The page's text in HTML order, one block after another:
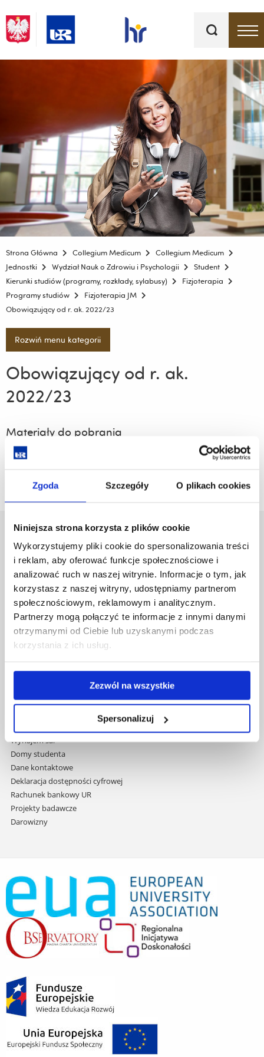
Zgoda Szczegóły O plikach cookies
Niniejsza strona korzysta z plików cookie
Wykorzystujemy pliki cookie do spersonalizowania treści
i reklam, aby oferować funkcje społecznościowe i
analizować ruch w naszej witrynie. Informacje o tym, jak
korzystasz z naszej witryny, udostępniamy partnerom
społecznościowym, reklamowym i analitycznym.
Partnerzy mogą połączyć te informacje z innymi danymi
otrzymanymi od Ciebie lub uzyskanymi podczas
korzystania z ich usług.
Zezwól na wszystkie
Spersonalizuj
kluczowe
Strona Główna Collegium Medicum
Collegium Medicum
Jednostki
Wydział Nauk o Zdrowiu i Psychologii
Student
Kierunki studiów (programy, rozkłady, sylabusy)
Fizjoterapia
Programy studiów
Fizjoterapia JM
Obowiązujący od r. ak. 2022/23
Rozwiń menu kategorii
Obowiązujący od r. ak.
2022/23
Materiały do pobrania
plik
Uniwersytet Rzeszowski
Al. Tadeusza Rejtana 16C
35-959 Rzeszów
Pomiń
nawigację
przejdź
do
Polityka prywatności
Mapa serwisu
Biblioteka
Wydawnictwo
Covid info
Praca na UR
Fundusze strukturalne
Projekty współfinansowane przez UE
Projekty realizowane z KPO
Wynajem sal
Domy studenta
Dane kontaktowe
Deklaracja dostępności cyfrowej
Rachunek bankowy UR
Projekty badawcze
Darowizny